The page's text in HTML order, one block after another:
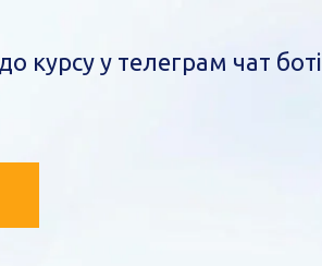
курсу у телеграм чат боті